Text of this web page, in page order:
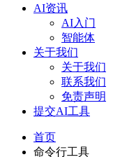
AI资讯
AI入门
智能体
关于我们
关于我们
联系我们
免责声明
提交AI工具
首页
命令行工具